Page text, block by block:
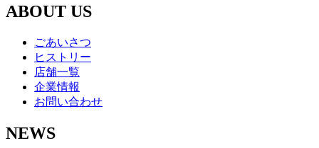
ABOUT US
ごあいさつ
ヒストリー
店舗一覧
企業情報
お問い合わせ
NEWS